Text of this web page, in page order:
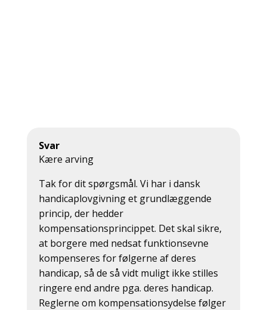
Svar
Kære arving
Tak for dit spørgsmål. Vi har i dansk
handicaplovgivning et grundlæggende
princip, der hedder
kompensationsprincippet. Det skal sikre,
at borgere med nedsat funktionsevne
kompenseres for følgerne af deres
handicap, så de så vidt muligt ikke stilles
ringere end andre pga. deres handicap.
Reglerne om kompensationsydelse følger